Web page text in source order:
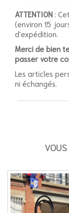
ATTENTION :
(environ 15
d'expédition.
Merci de bien
passer votre
Les articles
ni échangés.